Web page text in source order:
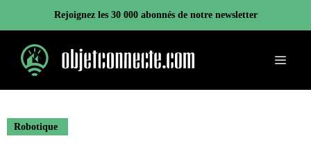
contenu
Rejoignez les 30 000 abonnés de notre newsletter
Menu
Robotique